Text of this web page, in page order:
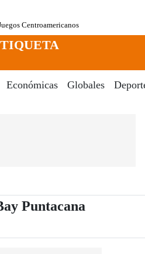
Centroamericanos
Económicas Globales
Puntacana-